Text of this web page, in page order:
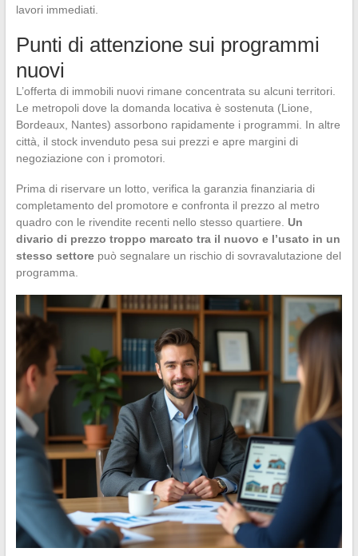
lavori immediati.
Punti di attenzione sui programmi
nuovi
L’offerta di immobili nuovi rimane concentrata su alcuni territori.
Le metropoli dove la domanda locativa è sostenuta (Lione,
Bordeaux, Nantes) assorbono rapidamente i programmi. In altre
città, il stock invenduto pesa sui prezzi e apre margini di
negoziazione con i promotori.
Prima di riservare un lotto, verifica la garanzia finanziaria di
completamento del promotore e confronta il prezzo al metro
quadro con le rivendite recenti nello stesso quartiere. Un
divario di prezzo troppo marcato tra il nuovo e l’usato in un
stesso settorepuò segnalare un rischio di sovravalutazione del
programma.